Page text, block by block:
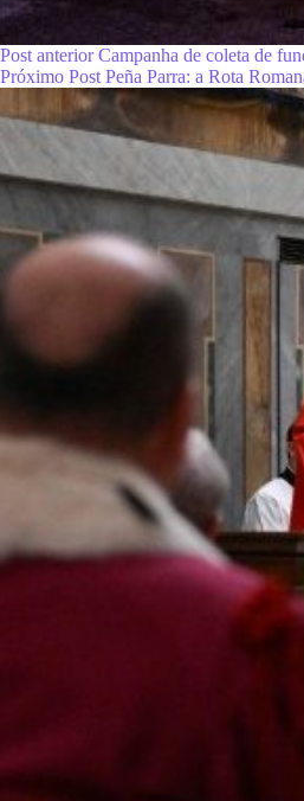
Post anteriorCampanha de coleta de
Próximo Post Peña Parra: a Rota